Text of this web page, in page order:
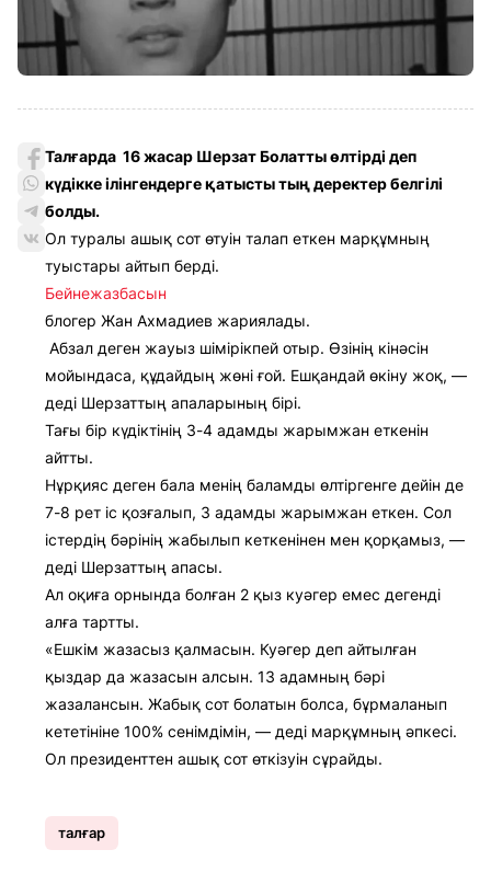
Талғарда 16 жасар Шерзат Болатты өлтірді деп
күдікке ілінгендерге қатысты тың деректер белгілі
болды.
Ол туралы ашық сот өтуін талап еткен марқұмның
туыстары айтып берді.
Бейнежазбасын
блогер Жан Ахмадиев жариялады.
Абзал деген жауыз шімірікпей отыр. Өзінің кінәсін
мойындаса, құдайдың жөні ғой. Ешқандай өкіну жоқ, —
деді Шерзаттың апаларының бірі.
Тағы бір күдіктінің 3-4 адамды жарымжан еткенін
айтты.
Нұрқияс деген бала менің баламды өлтіргенге дейін де
7-8 рет іс қозғалып, 3 адамды жарымжан еткен. Сол
істердің бәрінің жабылып кеткенінен мен қорқамыз, —
деді Шерзаттың апасы.
Ал оқиға орнында болған 2 қыз куәгер емес дегенді
алға тартты.
«Ешкім жазасыз қалмасын. Куәгер деп айтылған
қыздар да жазасын алсын. 13 адамның бәрі
жазалансын. Жабық сот болатын болса, бұрмаланып
кететініне 100% сенімдімін, — деді марқұмның әпкесі.
Ол президенттен ашық сот өткізуін сұрайды.
талғар